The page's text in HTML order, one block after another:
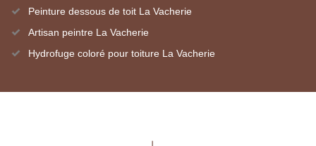
Peinture dessous de toit La Vacherie
Artisan peintre La Vacherie
Hydrofuge coloré pour toiture La Vacherie